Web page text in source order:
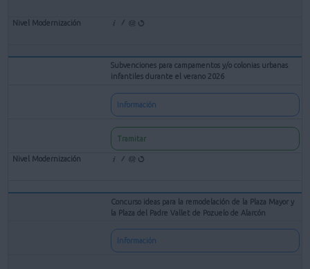
Subvenciones para campamentos y/o colonias urbanas
infantiles durante el verano 2026
Información
Tramitar
Concurso ideas para la remodelación de la Plaza Mayor y
la Plaza del Padre Vallet de Pozuelo de Alarcón
Información